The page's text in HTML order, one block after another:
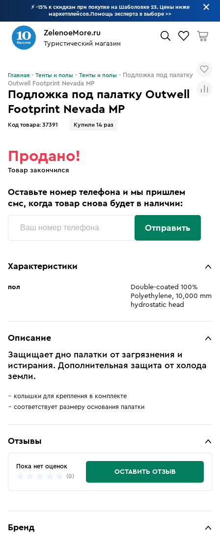
⚡ -15% к скидкам при покупке на Шаболовке 23. Цены ниже
маркетплейсов.Помощь эксперта в выборе >>
ZelenoeMore.ru
Туристический магазин
Подложка под палатку Outwell
Footprint Nevada MP
Код товара: 37391 Купили 14 раз
Главная Тенты и полы Тенты и полы
Подложка под палатку
Outwell Footprint Nevada MP
Продано!
Товар закончился
Оставьте номер телефона и мы пришлем
смс, когда товар снова будет в наличии:
Отправить
Характеристики
пол
Double-coated 100%
Polyethylene, 10,000 mm
hydrostatic head
Описание
Защищает дно палатки от загрязнения и
истирания. Дополнительная защита от холода
земли.
колышки для крепления в комплекте
соответствует размеру основания палатки
Отзывы
Пока нет оценок
(0)
ОСТАВИТЬ ОТЗЫВ
Бренд